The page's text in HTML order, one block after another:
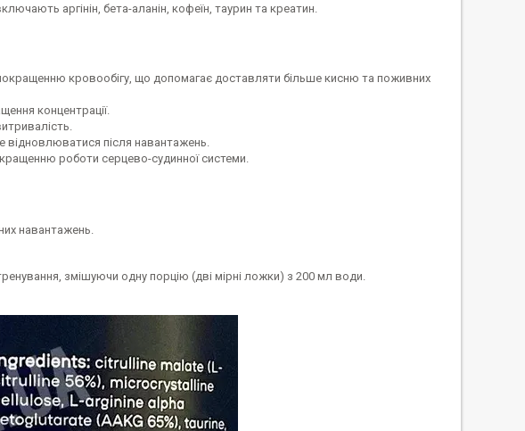
аргінін, бета-аланін, кофеїн, таурин та креатин.
кровообігу, що допомагає доставляти більше кисню та поживних
концентрації.
після навантажень.
роботи серцево-судинної системи.
навантажень.
змішуючи одну порцію (дві мірні ложки) з 200 мл води.